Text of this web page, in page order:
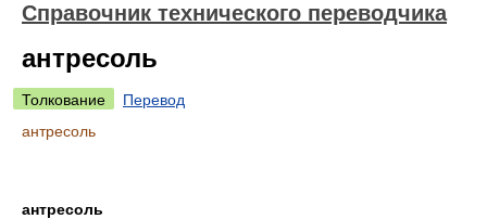
Справочник технического переводчика
антресоль
Толкование
Перевод
антресоль
антресоль